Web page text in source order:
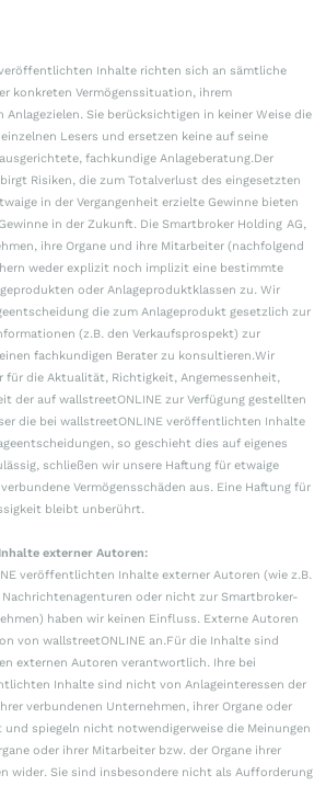
Inhalte richten sich an sämtliche
konkreten Vermögenssituation, ihrem
Anlagezielen. Sie berücksichtigen in keiner Weise die
Lesers und ersetzen keine auf seine
fachkundige Anlageberatung.Der
Risiken, die zum Totalverlust des eingesetzten
in der Vergangenheit erzielte Gewinne bieten
in der Zukunft. Die Smartbroker Holding AG,
ihre Organe und ihre Mitarbeiter (nachfolgend
weder explizit noch implizit eine bestimmte
oder Anlageproduktklassen zu. Wir
die zum Anlageprodukt gesetzlich zur
(z.B. den Verkaufsprospekt) zur
fachkundigen Berater zu konsultieren.Wir
für die Aktualität, Richtigkeit, Angemessenheit,
der auf wallstreetONLINE zur Verfügung gestellten
die bei wallstreetONLINE veröffentlichten Inhalte
so geschieht dies auf eigenes
schließen wir unsere Haftung für etwaige
Vermögensschäden aus. Eine Haftung für
bleibt unberührt.
externer Autoren:
veröffentlichten Inhalte externer Autoren (wie z.B.
oder nicht zur Smartbroker-
haben wir keinen Einfluss. Externe Autoren
von wallstreetONLINE an.Für die Inhalte sind
externen Autoren verantwortlich. Ihre bei
Inhalte sind nicht von Anlageinteressen der
verbundenen Unternehmen, ihrer Organe oder
spiegeln nicht notwendigerweise die Meinungen
oder ihrer Mitarbeiter bzw. der Organe ihrer
wider. Sie sind insbesondere nicht als Aufforderung